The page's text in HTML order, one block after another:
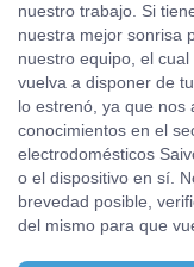
nuestro trabajo. Si
nuestra mejor sonrisa
nuestro equipo, el
vuelva a disponer de
lo estrenó, ya que nos
conocimientos en el
electrodomésticos
o el dispositivo en sí.
brevedad posible,
del mismo para que